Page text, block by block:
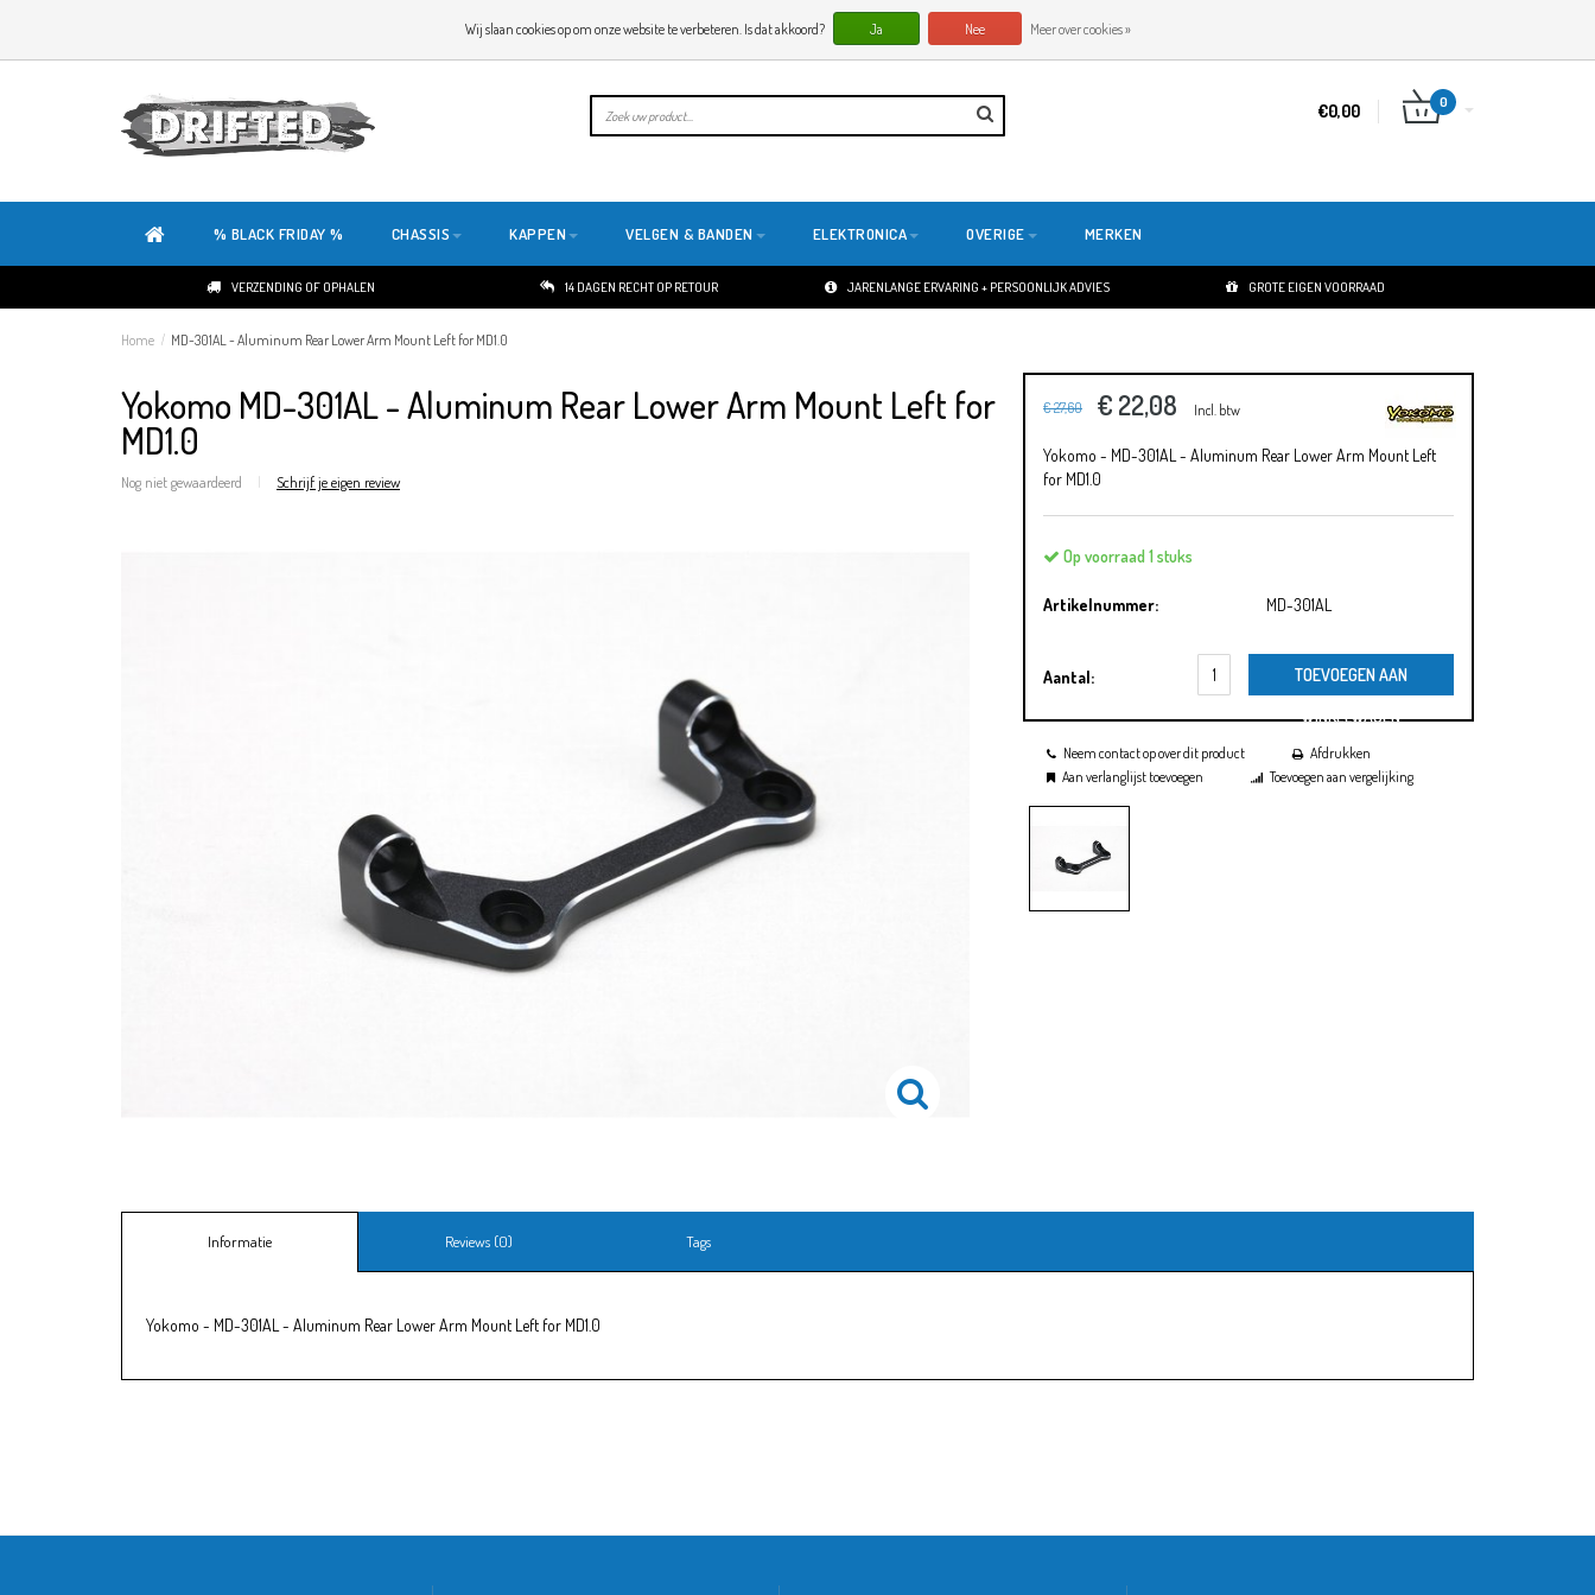
ONZE SITE IS HELEMAAL NIEUW. HEB JE TIPS OF FEEDBACK, KLIK HIER
€0,00 0
% BLACK FRIDAY % CHASSIS KAPPEN VELGEN & BANDEN ELEKTRONICA OVERIGE MERKEN
VERZENDING OF OPHALEN 14 DAGEN RECHT OP RETOUR JARENLANGE ERVARING + PERSOONLIJK ADVIES GROTE EIGEN VOORRAAD
Home / MD-301AL - Aluminum Rear Lower Arm Mount Left for MD1.0
Yokomo MD-301AL - Aluminum Rear Lower Arm Mount Left for
MD1.0
Nog niet gewaardeerd | Schrijf je eigen review
€ 27,60 € 22,08 Incl. btw
Yokomo - MD-301AL - Aluminum Rear Lower Arm Mount Left
for MD1.0
Op voorraad 1 stuks
Artikelnummer: MD-301AL
Aantal: TOEVOEGEN AAN
WINKELWAGEN
Neem contact op over dit product
Afdrukken
Aan verlanglijst toevoegen
Toevoegen aan vergelijking
Informatie Reviews (0) Tags
Yokomo - MD-301AL - Aluminum Rear Lower Arm Mount Left for MD1.0
Wij slaan cookies op om onze website te verbeteren. Is dat akkoord? Ja Nee Meer over cookies »